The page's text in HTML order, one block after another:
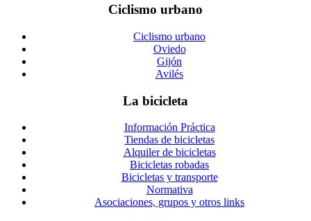
Ciclismo urbano
Ciclismo urbano
Oviedo
Gijón
Avilés
La bicicleta
Información Práctica
Tiendas de bicicletas
Alquiler de bicicletas
Bicicletas robadas
Bicicletas y transporte
Normativa
Asociaciones, grupos y otros links